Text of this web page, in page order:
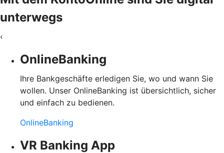
unterwegs
‹
OnlineBanking
Ihre Bankgeschäfte erledigen Sie, wo und wann Sie
wollen. Unser OnlineBanking ist übersichtlich, sicher
und einfach zu bedienen.
OnlineBanking
VR Banking App